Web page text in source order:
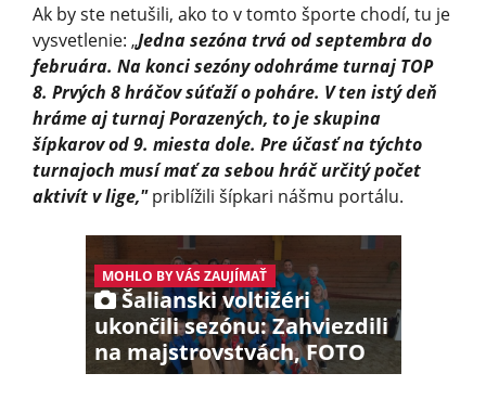
Ak by ste netušili, ako to v tomto športe chodí, tu je
vysvetlenie: „Jedna sezóna trvá od septembra do
februára. Na konci sezóny odohráme turnaj TOP
8. Prvých 8 hráčov súťaží o poháre. V ten istý deň
hráme aj turnaj Porazených, to je skupina
šípkarov od 9. miesta dole. Pre účasť na týchto
turnajoch musí mať za sebou hráč určitý počet
aktivít v lige,"priblížili šípkari nášmu portálu.
MOHLO BY VÁS ZAUJÍMAŤ
Šalianski voltižéri
ukončili sezónu: Zahviezdili
na majstrovstvách, FOTO